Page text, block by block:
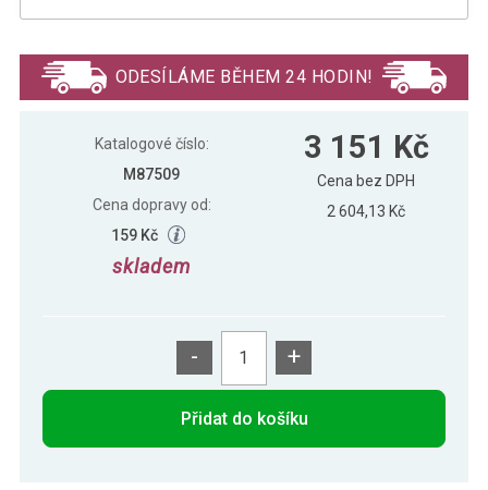
červený
zelený
3 173 Kč
ODESÍLÁME BĚHEM 24 HODIN!
Katalogové číslo:
M87509
Cena dopravy od:
159 Kč
skladem
3 151 Kč
Cena bez DPH
2 604,13 Kč
- +
Přidat do košíku